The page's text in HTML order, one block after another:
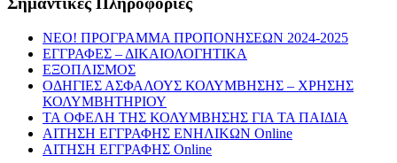
NEO! ΠΡΟΓΡΑΜΜΑ ΠΡΟΠΟΝΗΣΕΩΝ 2024-2025
ΕΓΓΡΑΦΕΣ – ΔΙΚΑΙΟΛΟΓΗΤΙΚΑ
ΕΞΟΠΛΙΣΜΟΣ
ΟΔΗΓΙΕΣ ΑΣΦΑΛΟΥΣ ΚΟΛΥΜΒΗΣΗΣ – ΧΡΗΣΗΣ
ΚΟΛΥΜΒΗΤΗΡΙΟΥ
ΤΑ ΟΦΕΛΗ ΤΗΣ ΚΟΛΥΜΒΗΣΗΣ ΓΙΑ ΤΑ ΠΑΙΔΙΑ
ΑΙΤΗΣΗ ΕΓΓΡΑΦΗΣ ΕΝΗΛΙΚΩΝ Online
ΑΙΤΗΣΗ ΕΓΓΡΑΦΗΣ Online